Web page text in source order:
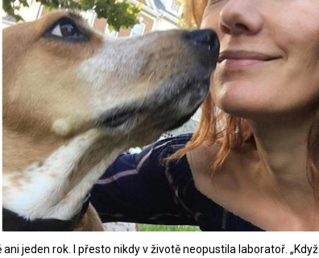
jeden rok. I přesto nikdy v životě neopustila laboratoř. „Když